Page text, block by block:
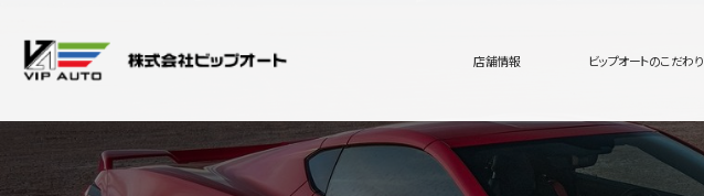
店舗情報 ビップオートのこだわり